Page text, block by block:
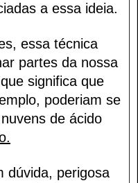
a essa ideia.
essa técnica
partes da nossa
significa que
poderiam se
dúvida, perigosa